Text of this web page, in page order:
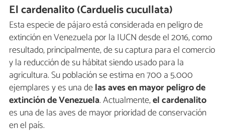
El cardenalito (Carduelis cucullata)
Esta especie de pájaro está considerada en peligro de
extinción en Venezuela por la IUCN desde el 2016, como
resultado, principalmente, de su captura para el comercio
y la reducción de su hábitat siendo usado para la
agricultura. Su población se estima en 700 a 5.000
ejemplares y es una delas aves en mayor peligro de
extinción de Venezuela. Actualmente,el cardenalito
es una de las aves de mayor prioridad de conservación
en el país.